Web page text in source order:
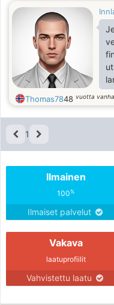
Thomas7848 vuotta vanha
1
Ilmainen
100%
Ilmaiset palvelut
Vakava
laatuprofiilit
Vahvistettu laatu